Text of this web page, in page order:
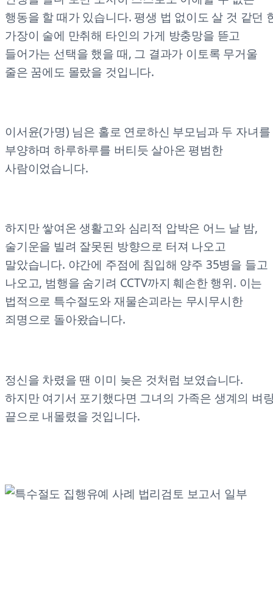
행동을 할 때가 있습니다. 평생 법 없이도 살 것 같던
가장이 술에 만취해 타인의 가게 방충망을 뜯고
들어가는 선택을 했을 때, 그 결과가 이토록 무거울
줄은 꿈에도 몰랐을 것입니다.
이서윤(가명) 님은 홀로 연로하신 부모님과 두 자녀를
부양하며 하루하루를 버티듯 살아온 평범한
사람이었습니다.
하지만 쌓여온 생활고와 심리적 압박은 어느 날 밤,
술기운을 빌려 잘못된 방향으로 터져 나오고
말았습니다. 야간에 주점에 침입해 양주 35병을 들고
나오고, 범행을 숨기려 CCTV까지 훼손한 행위. 이는
법적으로 특수절도와 재물손괴라는 무시무시한
죄명으로 돌아왔습니다.
정신을 차렸을 땐 이미 늦은 것처럼 보였습니다.
하지만 여기서 포기했다면 그녀의 가족은 생계의 벼
끝으로 내몰렸을 것입니다.